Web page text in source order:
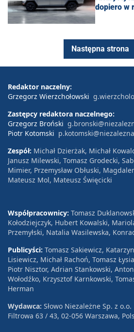
dopiero w
Następna strona
Redaktor naczelny:
Grzegorz Wierzchołowski
Zastępcy redaktora naczelnego:
Grzegorz Broński
Piotr Kotomski
Zespół: Michał Dzierżak, Michał
Janusz Milewski, Tomasz Grodecki,
Mimier, Przemysław Obłuski,
Mateusz Mol, Mateusz Święcicki
Współpracownicy: Tomasz
Kołodziejczyk, Hubert Kowalski,
Przemyłski, Natalia Wasilewska,
Publicyści: Tomasz Sakiewicz,
Lisiewicz, Michał Rachoń, Tomasz
Piotr Nisztor, Adrian Stankowski,
Wołodźko, Krzysztof Karnkowski,
Herman
Wydawca: Słowo Niezależne Sp. z o.o.
Filtrowa 63 / 43, 02-056 Warszawa,